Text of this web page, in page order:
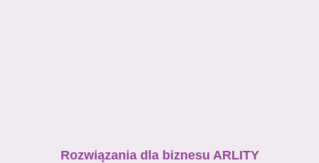
Rozwiązania dla biznesu ARLITY